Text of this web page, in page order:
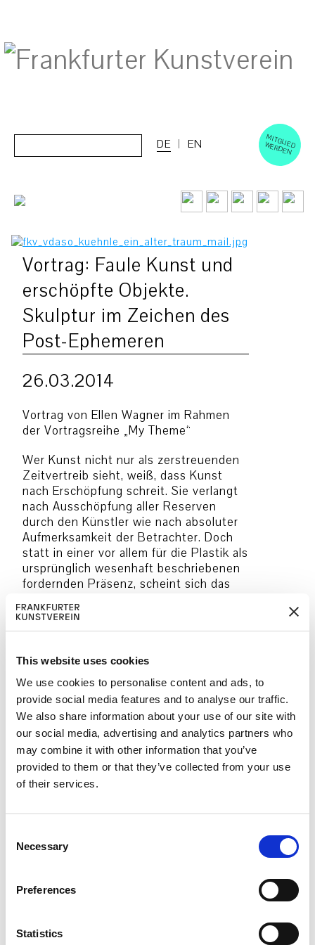
This website uses cookies
We use cookies to personalise content and ads, to
provide social media features and to analyse our traffic.
We also share information about your use of our site with
our social media, advertising and analytics partners who
may combine it with other information that you’ve
provided to them or that they’ve collected from your use
of their services.
Necessary
Preferences
Statistics
M
ITGLIED W
ERD
EN
DE EN
Vortrag: Faule Kunst und
erschöpfte Objekte.
Skulptur im Zeichen des
Post-Ephemeren
26.03.2014
Vortrag von Ellen Wagner im Rahmen
der Vortragsreihe „My Theme“
Wer Kunst nicht nur als zerstreuenden
Zeitvertreib sieht, weiß, dass Kunst
nach Erschöpfung schreit. Sie verlangt
nach Ausschöpfung aller Reserven
durch den Künstler wie nach absoluter
Aufmerksamkeit der Betrachter. Doch
statt in einer vor allem für die Plastik als
ursprünglich wesenhaft beschriebenen
fordernden Präsenz, scheint sich das
zunehmend im Schlaffen zu
manifestieren. Künstler widmen sich
am Material als solchem in einer Weise,
die diesen Arbeitsprozess als zeitlichen
Ablauf im aus ihm resultierenden Objekt
sichtbar macht. Ebenso kann die
Gebrauchsspur als rein effektvolle
Patina auftreten, wenn eine Arbeit ihre
Entwicklung in der Zeit als bereits
vollzogen lediglich suggeriert. Dies
erscheint als Reaktion auf eine
anspruchsvollen Betrachters oder die
die vom Material aktive Verausgabung
Skulptur nicht genauso vital und
eng verknüpft sein kann mit vorheriger